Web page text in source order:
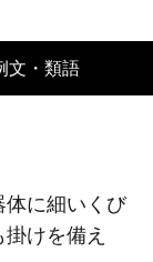
文・類語
体に細いくび
掛けを備え